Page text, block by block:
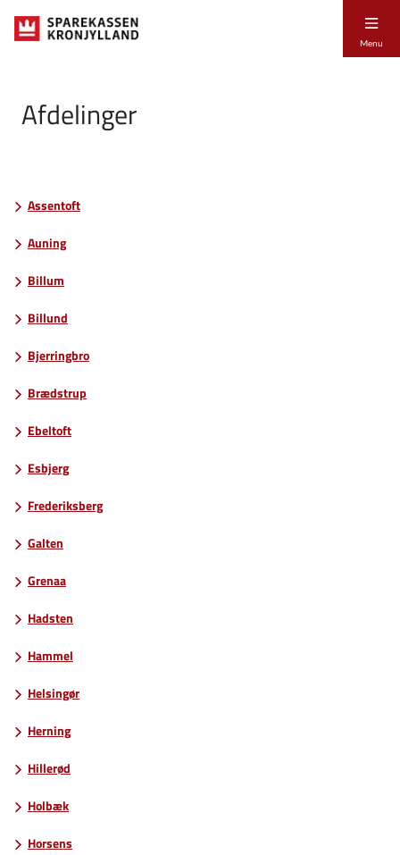
Menu
Afdelinger
Assentoft
Auning
Billum
Billund
Bjerringbro
Brædstrup
Ebeltoft
Esbjerg
Frederiksberg
Galten
Grenaa
Hadsten
Hammel
Helsingør
Herning
Hillerød
Holbæk
Horsens